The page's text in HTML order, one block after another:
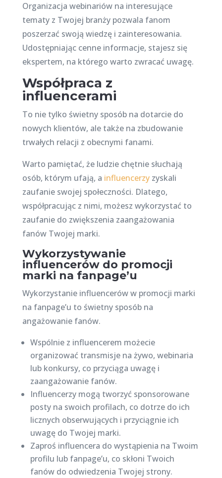
Organizacja webinariów na interesujące
tematy z Twojej branży pozwala fanom
poszerzać swoją wiedzę i zainteresowania.
Udostępniając cenne informacje, stajesz się
ekspertem, na którego warto zwracać uwagę.
Współpraca z
influencerami
To nie tylko świetny sposób na dotarcie do
nowych klientów, ale także na zbudowanie
trwałych relacji z obecnymi fanami.
Warto pamiętać, że ludzie chętnie słuchają
osób, którym ufają, a influencerzyzyskali
zaufanie swojej społeczności. Dlatego,
współpracując z nimi, możesz wykorzystać to
zaufanie do zwiększenia zaangażowania
fanów Twojej marki.
Wykorzystywanie
influencerów do promocji
marki na fanpage’u
Wykorzystanie influencerów w promocji marki
na fanpage’u to świetny sposób na
angażowanie fanów.
Wspólnie z influencerem możecie
organizować transmisje na żywo, webinaria
lub konkursy, co przyciąga uwagę i
zaangażowanie fanów.
Influencerzy mogą tworzyć sponsorowane
posty na swoich profilach, co dotrze do ich
licznych obserwujących i przyciągnie ich
uwagę do Twojej marki.
Zaproś influencera do wystąpienia na Twoim
profilu lub fanpage’u, co skłoni Twoich
fanów do odwiedzenia Twojej strony.